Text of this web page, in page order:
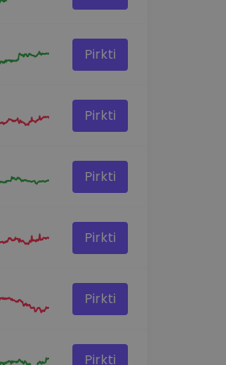
Pirkti
Pirkti
Pirkti
Pirkti
Pirkti
Pirkti